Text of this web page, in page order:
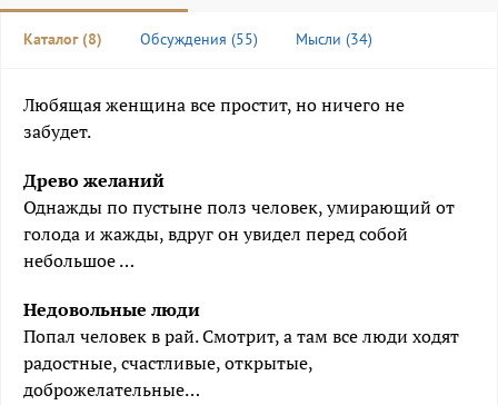
Каталог (8) Обсуждения (55) Мысли (34)
Любящая женщина все простит, но ничего не
забудет.
Древо желаний
Однажды по пустыне полз человек, умирающий от
голода и жажды, вдруг он увидел перед собой
небольшое …
Недовольные люди
Попал человек в рай. Смотрит, а там все люди ходят
радостные, счастливые, открытые,
доброжелательные…